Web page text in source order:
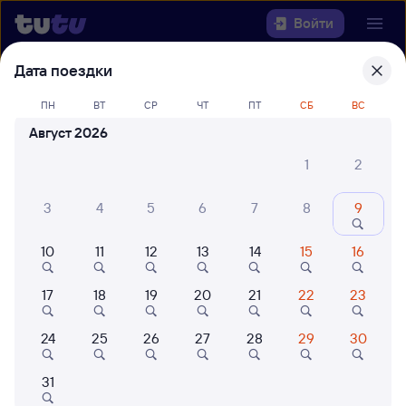
Войти
билеты Шахунья — Санкт-
Петербург-Главн.
Куда
Когда
Кто едет
Дата поездки
ПН ВТ СР ЧТ ПТ СБ ВС
Август 2026
1
2
3 4 5 6 7 8 9
10 11 12 13 14 15 16
17 18 19 20 21 22 23
24 25 26 27 28 29 30
31